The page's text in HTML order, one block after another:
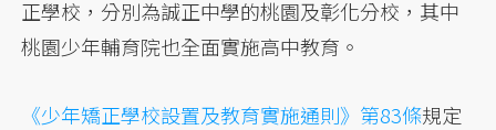
正學校，分別為誠正中學的桃園及彰化分校，其中
桃園少年輔育院也全面實施高中教育。
《少年矯正學校設置及教育實施通則》第83條規定